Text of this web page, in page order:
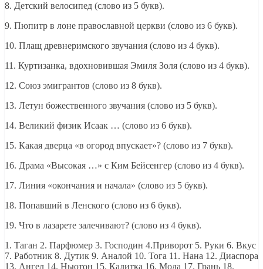
8. Детский велосипед (слово из 5 букв).
9. Пюпитр в лоне православной церкви (слово из 6 букв).
10. Плащ древнеримского звучания (слово из 4 букв).
11. Куртизанка, вдохновившая Эмиля Золя (слово из 4 букв).
12. Союз эмигрантов (слово из 8 букв).
13. Летун божественного звучания (слово из 5 букв).
14. Великий физик Исаак … (слово из 6 букв).
15. Какая дверца «в огород впускает»? (слово из 7 букв).
16. Драма «Высокая …» с Ким Бейсенгер (слово из 4 букв).
17. Линия «окончания и начала» (слово из 5 букв).
18. Попавший в Ленского (слово из 6 букв).
19. Что в лазарете залечивают? (слово из 4 букв).
1. Таган 2. Парфюмер 3. Господин 4.Приворот 5. Руки 6. Вкус
7. Работник 8. Дутик 9. Аналой 10. Тога 11. Нана 12. Диаспора
13. Ангел 14. Ньютон 15. Калитка 16. Мода 17. Грань 18.